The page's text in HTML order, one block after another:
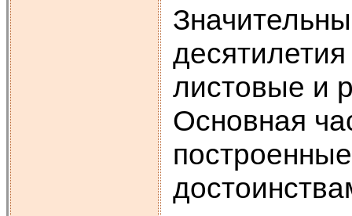
листовые и
Основная